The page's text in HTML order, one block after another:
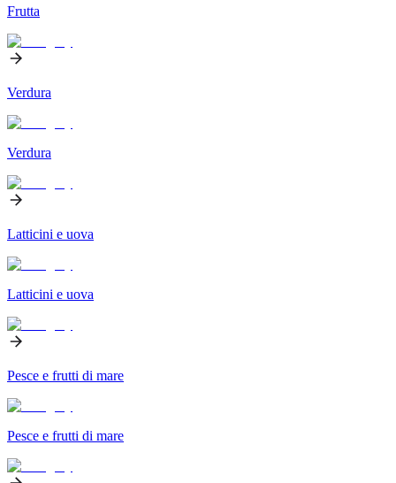
Frutta
Verdura
Verdura
Latticini e uova
Latticini e uova
Pesce e frutti di mare
Pesce e frutti di mare